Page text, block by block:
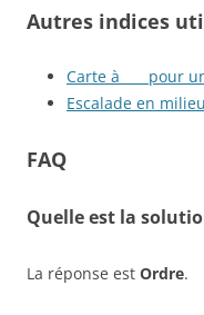
Autres indices
Carte à ___ pour
Escalade en
FAQ
Quelle est la
La réponse est Ordre.